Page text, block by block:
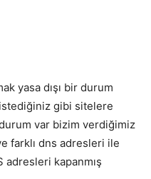
yasa dışı bir durum
gibi sitelere
var bizim verdiğimiz
farklı dns adresleri ile
adresleri kapanmış